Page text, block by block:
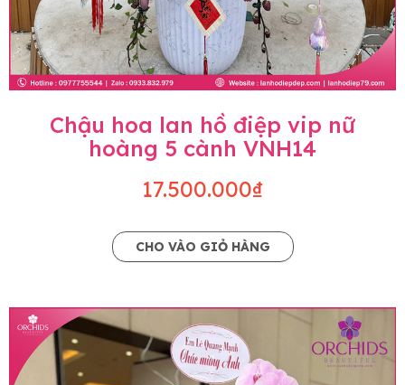
Chậu hoa lan hồ điệp vip nữ
hoàng 5 cành VNH14
17.500.000₫
CHO VÀO GIỎ HÀNG